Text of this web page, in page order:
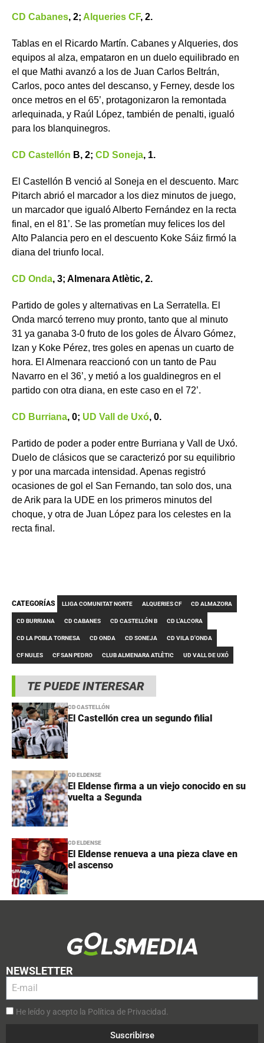
TE PUEDE INTERESAR
CD CASTELLÓN
El Castellón crea un segundo filial
CD ELDENSE
El Eldense firma a un viejo conocido en su
vuelta a Segunda
CD ELDENSE
El Eldense renueva a una pieza clave en
el ascenso
CD Cabanes, 2; Alqueries CF, 2.
Tablas en el Ricardo Martín. Cabanes y Alqueries, dos
equipos al alza, empataron en un duelo equilibrado en
el que Mathi avanzó a los de Juan Carlos Beltrán,
Carlos, poco antes del descanso, y Ferney, desde los
once metros en el 65’, protagonizaron la remontada
arlequinada, y Raúl López, también de penalti, igualó
para los blanquinegros.
CD Castellón B, 2; CD Soneja, 1.
El Castellón B venció al Soneja en el descuento. Marc
Pitarch abrió el marcador a los diez minutos de juego,
un marcador que igualó Alberto Fernández en la recta
final, en el 81’. Se las prometían muy felices los del
Alto Palancia pero en el descuento Koke Sáiz firmó la
diana del triunfo local.
CD Onda, 3; Almenara Atlètic, 2.
Partido de goles y alternativas en La Serratella. El
Onda marcó terreno muy pronto, tanto que al minuto
31 ya ganaba 3-0 fruto de los goles de Álvaro Gómez,
Izan y Koke Pérez, tres goles en apenas un cuarto de
hora. El Almenara reaccionó con un tanto de Pau
Navarro en el 36’, y metió a los gualdinegros en el
partido con otra diana, en este caso en el 72’.
CD Burriana, 0; UD Vall de Uxó, 0.
Partido de poder a poder entre Burriana y Vall de Uxó.
Duelo de clásicos que se caracterizó por su equilibrio
y por una marcada intensidad. Apenas registró
ocasiones de gol el San Fernando, tan solo dos, una
de Arik para la UDE en los primeros minutos del
choque, y otra de Juan López para los celestes en la
recta final.
CATEGORÍAS LLIGA COMUNITAT NORTE ALQUERIES CF CD ALMAZORA
CD BURRIANA CD CABANES CD CASTELLÓN B CD L'ALCORA
CD LA POBLA TORNESA CD ONDA CD SONEJA CD VILA D'ONDA
CF NULES CF SAN PEDRO CLUB ALMENARA ATLÈTIC UD VALL DE UXÓ
NEWSLETTER
He leído y acepto la Política de Privacidad.
Suscribirse